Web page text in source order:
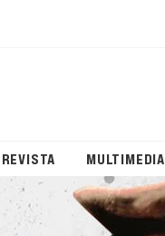
REVISTA MULTIMEDIA